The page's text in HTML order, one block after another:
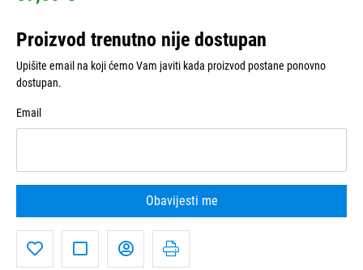
Proizvod trenutno nije dostupan
Upišite email na koji ćemo Vam javiti kada proizvod postane ponovno
dostupan.
Email
Obavijesti me